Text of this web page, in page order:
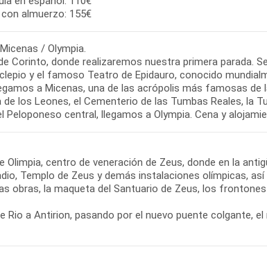
almuerzo: 155€
/ Olympia.
Corinto, donde realizaremos nuestra primera parada.
y el famoso Teatro de Epidauro, conocido
a Micenas, una de las acrópolis más famosas de
los Leones, el Cementerio de las Tumbas Reales, la
Peloponeso central, llegamos a Olympia. Cena y
Olimpia, centro de veneración de Zeus, donde en la
Templo de Zeus y demás instalaciones olímpicas, así
obras, la maqueta del Santuario de Zeus, los
Rio a Antirion, pasando por el nuevo puente colgante,